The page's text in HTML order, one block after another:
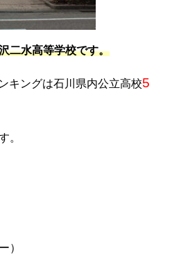
二水高等学校です。
キングは石川県内公立高校5
。
）